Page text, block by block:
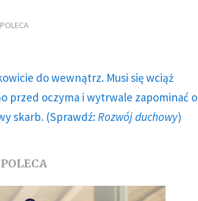
do wewnątrz. Musi się wciąż
przed oczyma i wytrwale zapominać o
skarb. (Sprawdź: Rozwój duchowy)